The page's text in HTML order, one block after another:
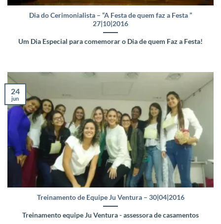
Dia do Cerimonialista – “A Festa de quem faz a Festa ”
27|10|2016
Um Dia Especial para comemorar o Dia de quem Faz a Festa!
Treinamento de Equipe Ju Ventura – 30|04|2016
Treinamento equipe Ju Ventura - assessora de casamentos
24
jun